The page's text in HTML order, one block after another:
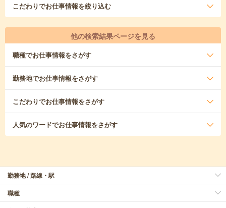
こだわりでお仕事情報を絞り込む
他の検索結果ページを見る
職種でお仕事情報をさがす
勤務地でお仕事情報をさがす
こだわりでお仕事情報をさがす
人気のワードでお仕事情報をさがす
勤務地 / 路線・駅
職種